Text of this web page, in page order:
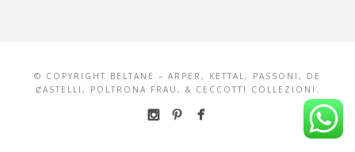
© COPYRIGHT BELTANE – ARPER, KETTAL, PASSONI, DE
ȻASTELLI, POLTRONA FRAU, & CECCOTTI COLLEZIONI.